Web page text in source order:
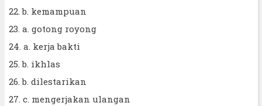
22. b. kemampuan
23. a. gotong royong
24. a. kerja bakti
25. b. ikhlas
26. b. dilestarikan
27. c. mengerjakan ulangan